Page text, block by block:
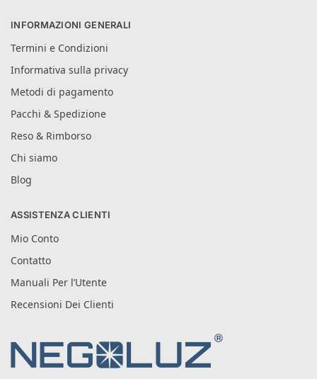
INFORMAZIONI GENERALI
Termini e Condizioni
Informativa sulla privacy
Metodi di pagamento
Pacchi & Spedizione
Reso & Rimborso
Chi siamo
Blog
ASSISTENZA CLIENTI
Mio Conto
Contatto
Manuali Per l’Utente
Recensioni Dei Clienti